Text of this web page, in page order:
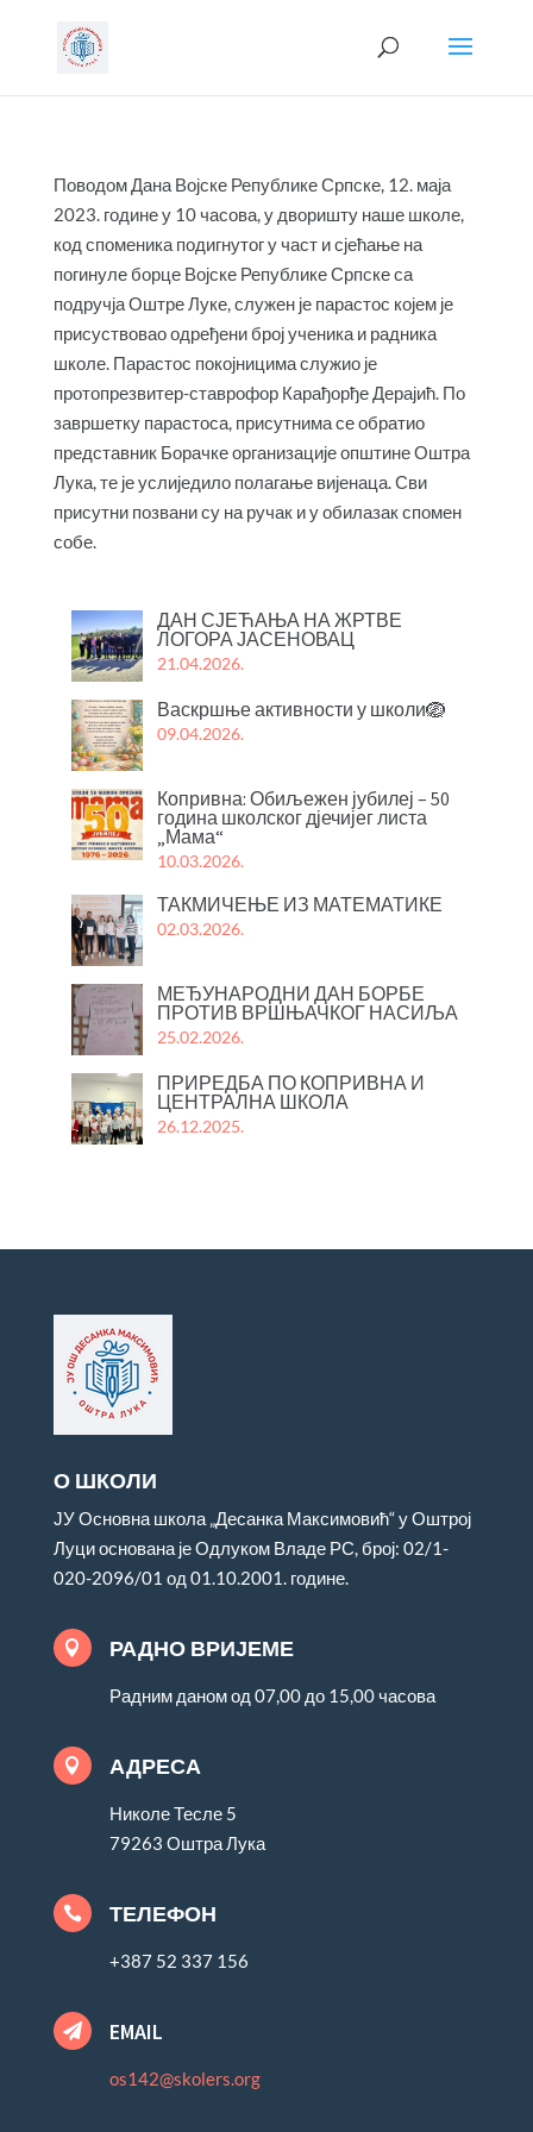
Поводом Дана Војске Републике Српске, 12. маја
2023. године у 10 часова, у дворишту наше школе,
код споменика подигнутог у част и сјећање на
погинуле борце Војске Републике Српске са
подручја Оштре Луке, служен је парастос којем је
присуствовао одређени број ученика и радника
школе. Парастос покојницима служио је
протопрезвитер-ставрофор Карађорђе Дерајић. По
завршетку парастоса, присутнима се обратио
представник Борачке организације општине Оштра
Лука, те је услиједило полагање вијенаца. Сви
присутни позвани су на ручак и у обилазак спомен
собе.
ДАН СЈЕЋАЊА НА ЖРТВЕ
ЛОГОРА ЈАСЕНОВАЦ
21.04.2026.
Васкршње активности у школи🪺
09.04.2026.
Копривна: Обиљежен јубилеј – 50
година школског дјечијег листа
„Мама“
10.03.2026.
ТАКМИЧЕЊЕ ИЗ МАТЕМАТИКЕ
02.03.2026.
МЕЂУНАРОДНИ ДАН БОРБЕ
ПРОТИВ ВРШЊАЧКОГ НАСИЉА
25.02.2026.
ПРИРЕДБА ПО КОПРИВНА И
ЦЕНТРАЛНА ШКОЛА
26.12.2025.
О ШКОЛИ
ЈУ Основна школа „Десанка Максимовић“ у Оштрој
Луци основана је Одлуком Владе РС, број: 02/1-
020-2096/01 од 01.10.2001. године.
 РАДНО ВРИЈЕМЕ
Радним даном од 07,00 до 15,00 часова
 АДРЕСА
Николе Тесле 5
79263 Оштра Лука
 ТЕЛЕФОН
+387 52 337 156
 EMAIL
os142@skolers.org